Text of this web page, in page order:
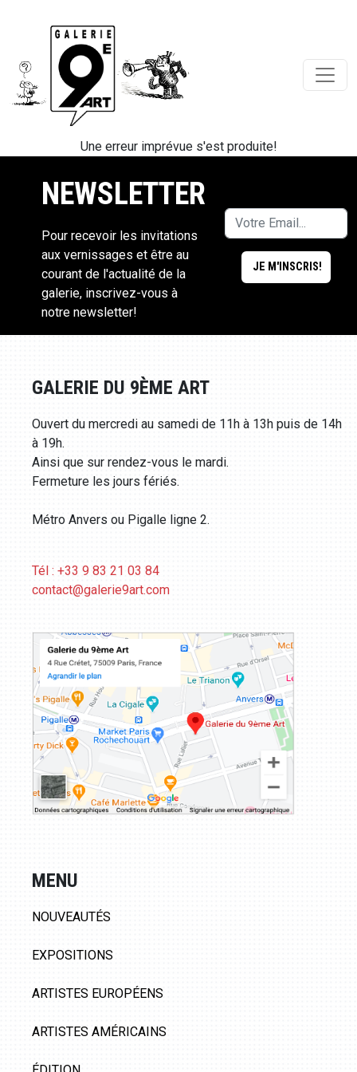
Une erreur imprévue s'est produite!
NEWSLETTER
Pour recevoir les invitations
aux vernissages et être au
courant de l'actualité de la
galerie, inscrivez-vous à
notre newsletter!
GALERIE DU 9ÈME ART
Ouvert du mercredi au samedi de 11h à 13h puis de 14h
à 19h.
Ainsi que sur rendez-vous le mardi.
Fermeture les jours fériés.
Métro Anvers ou Pigalle ligne 2.
Tél : +33 9 83 21 03 84
contact@galerie9art.com
MENU
NOUVEAUTÉS
EXPOSITIONS
ARTISTES EUROPÉENS
ARTISTES AMÉRICAINS